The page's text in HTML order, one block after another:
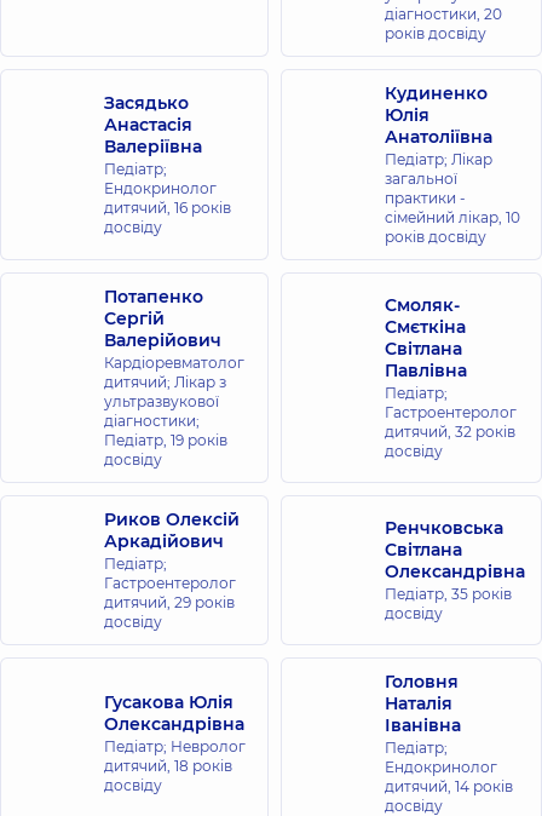
діагностики, 20
років досвіду
Засядько
Анастасія
Валеріївна
Педіатр;
Ендокринолог
дитячий, 16 років
досвіду
Кудиненко
Юлія
Анатоліївна
Педіатр; Лікар
загальної
практики -
сімейний лікар, 10
років досвіду
Потапенко
Сергій
Валерійович
Кардіоревматолог
дитячий; Лікар з
ультразвукової
діагностики;
Педіатр, 19 років
досвіду
Смоляк-
Смєткіна
Світлана
Павлівна
Педіатр;
Гастроентеролог
дитячий, 32 років
досвіду
Риков Олексій
Аркадійович
Педіатр;
Гастроентеролог
дитячий, 29 років
досвіду
Ренчковська
Світлана
Олександрівна
Педіатр, 35 років
досвіду
Гусакова Юлія
Олександрівна
Педіатр; Невролог
дитячий, 18 років
досвіду
Головня
Наталія
Іванівна
Педіатр;
Ендокринолог
дитячий, 14 років
досвіду